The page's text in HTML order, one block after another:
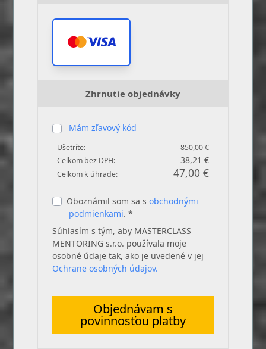
Zhrnutie objednávky
Mám zľavový kód
Ušetríte:
850,00 €
Celkom bez DPH:
38,21 €
Celkom k úhrade: 47,00 €
Oboznámil som sa sobchodnými
podmienkami. *
Súhlasím s tým, aby MASTERCLASS
MENTORING s.r.o. používala moje
osobné údaje tak, ako je uvedené v jej
Ochrane osobných údajov.
Objednávam s
povinnosťou platby